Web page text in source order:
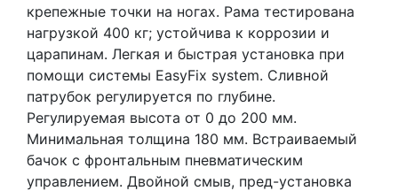
крепежные точки на ногах. Рама тестирована
нагрузкой 400 кг; устойчива к коррозии и
царапинам. Легкая и быстрая установка при
помощи системы EasyFix system. Сливной
патрубок регулируется по глубине.
Регулируемая высота от 0 до 200 мм.
Минимальная толщина 180 мм. Встраиваемый
бачок с фронтальным пневматическим
управлением. Двойной смыв, пред-установка